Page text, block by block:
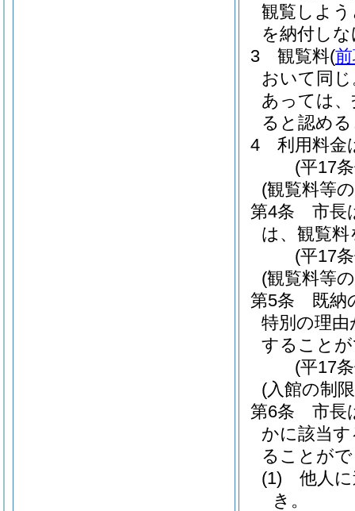
観覧しよ
を納付し
3
観覧料(
おいて同じ
あっては
ると認め
4
利用料金
(平17
(観覧料等
第4条
市長
は、観覧
(平17
(観覧料等
第5条
既納
特別の理
すること
(平17
(入館の制
第6条
市長
かに該当
ることが
(1)
他人
き。